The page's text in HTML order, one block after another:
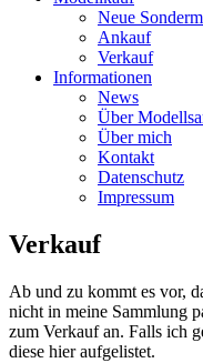
Neue
Ankauf
Verkauf
Informationen
News
Über
Über mich
Kontakt
Datenschutz
Impressum
Verkauf
Ab und zu kommt es vor,
nicht in meine Sammlung
zum Verkauf an. Falls ich
diese hier aufgelistet.